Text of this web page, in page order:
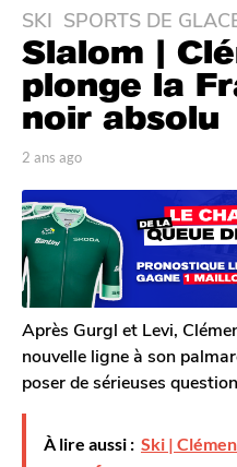
2
a
s
a
g
2
a
n
s
a
g
o
SKI ,SPORTS DE
Slalom |
plonge la
noir absolu
p
r
T
o
m
G
a
l
r
o
n
2 ans ago
s
a
Après Gurgl et Levi,
nouvelle ligne à son
poser de sérieuses
À lire aussi : Ski |